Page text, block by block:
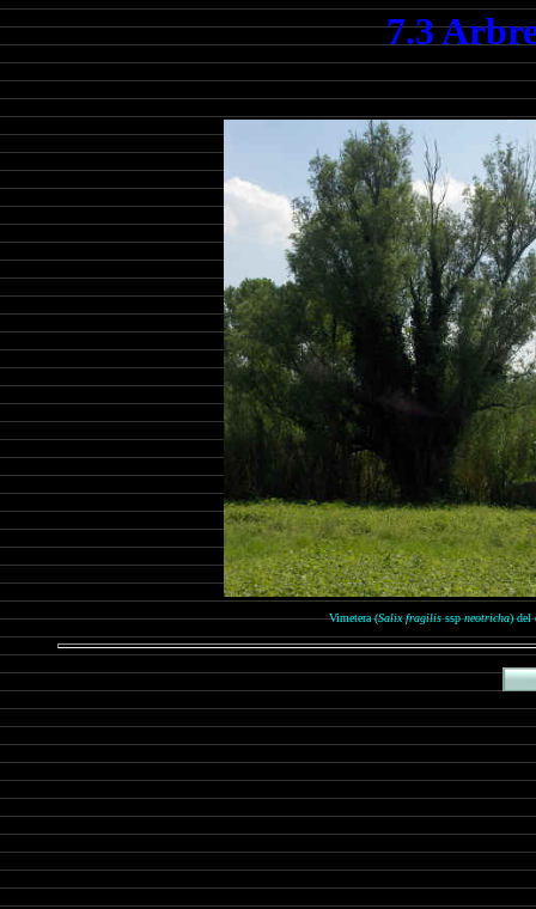
7.3
Vimetera (Salix fragilissspneotricha) del